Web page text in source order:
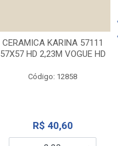
CERAMICA KARINA 57111
57X57 HD 2,23M VOGUE HD
Código: 12858
R$ 40,60